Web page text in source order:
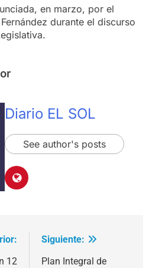
en marzo, por el
durante el discurso
Diario EL SOL
See author's posts
12
Siguiente:
Plan Integral de